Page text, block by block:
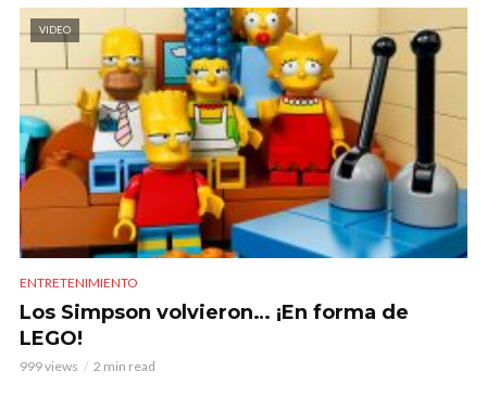
VIDEO
ENTRETENIMIENTO
Los Simpson volvieron… ¡En forma de
LEGO!
999 views 2 min read